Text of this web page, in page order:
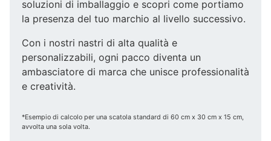
soluzioni di imballaggio e scopri come portiamo
la presenza del tuo marchio al livello successivo.
Con i nostri nastri di alta qualità e
personalizzabili, ogni pacco diventa un
ambasciatore di marca che unisce professionalità
e creatività.
*Esempio di calcolo per una scatola standard di 60 cm x 30 cm x 15 cm,
avvolta una sola volta.